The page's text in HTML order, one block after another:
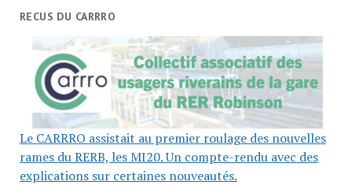
RECUS DU CARRRO
Le CARRRO assistait au premier roulage des nouvelles
rames du RERB, les MI20. Un compte-rendu avec des
explications sur certaines nouveautés.